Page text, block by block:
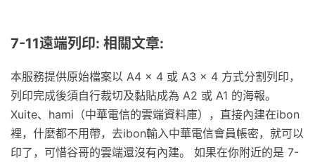
7-11遠端列印: 相關文章:
本服務提供原始檔案以 A4 x 4 或 A3 x 4 方式分割列印，
列印完成後須自行裁切及黏貼成為 A2 或 A1 的海報。
Xuite、hami（中華電信的雲端資料庫），直接內建在ibon
裡，什麼都不用帶，去ibon輸入中華電信會員帳密，就可以
印了，可惜谷哥的雲端還沒有內建。 如果在你附近的是 7-